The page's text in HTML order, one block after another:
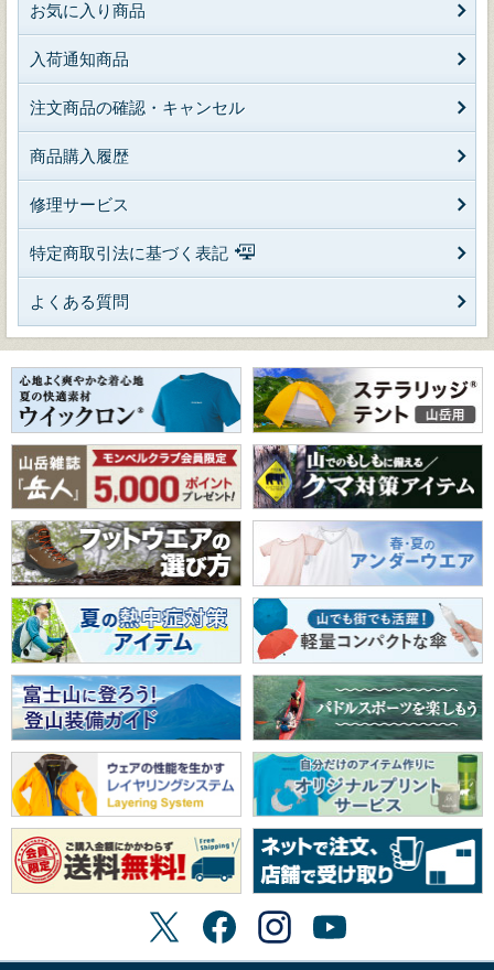
お気に入り商品
入荷通知商品
注文商品の確認・キャンセル
商品購入履歴
修理サービス
特定商取引法に基づく表記
よくある質問